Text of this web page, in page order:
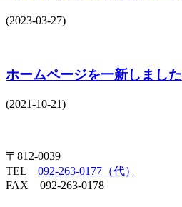
(2023-03-27)
ホームページを一新しました
(2021-10-21)
〒812-0039
TEL 092-263-0177（代）
FAX 092-263-0178